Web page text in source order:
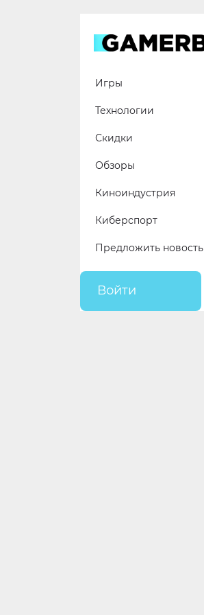
Игры
Технологии
Скидки
Обзоры
Киноиндустрия
Киберспорт
Предложить новость
Войти